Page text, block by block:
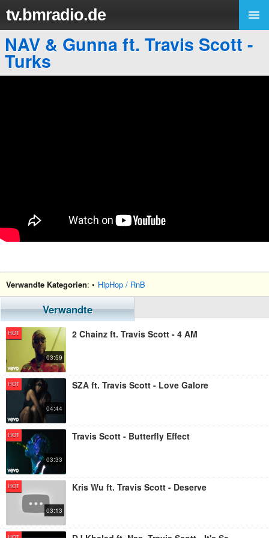
tv.bmradio.de
NAV & Gunna ft. Travis Scott -
Turks
Verwandte Kategorien: • HipHop / RnB
Verwandte
HOT
03:59
2 Chainz ft. Travis Scott - 4 AM
HOT
04:44
SZA ft. Travis Scott - Love Galore
HOT
03:33
Travis Scott - Butterfly Effect
HOT
03:13
Kris Wu ft. Travis Scott - Deserve